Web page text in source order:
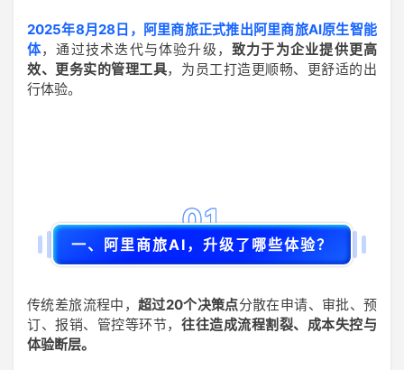
2025年8月28日，阿里商旅正式推出阿里商旅AI原生智能
体，通过技术迭代与体验升级，致力于为企业提供更高
效、更务实的管理工具，为员工打造更顺畅、更舒适的出
行体验。
01
一、阿里商旅AI，升级了哪些体验？
传统差旅流程中， 超过20个决策点分散在申请、审批、预
订、报销、管控等环节， 往往造成流程割裂、成本失控与
体验断层。